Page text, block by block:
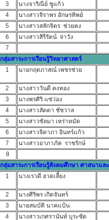
3
นางจาริณีย์ ชูแก้ว
4
นางสาวจิราพร อักษรทิพย์
5
นางสาวสลักจิตร ช่วยคง
6
นางสาวสิรีรัตน์ จ่าวัง
7
กลุ่มสาระการเรียนรู้วิทยาศาสตร์
1
นายกฤตภาสณ์ เพชรช่วย
2
นางสาววันดี คงทอง
3
นางพรศิริ แซ่ว่อง
4
นางสาวลัดดา ชัชวาล
5
นางสาวซัลมา เหร่าหมัด
6
นางสาวจิดาภา อินทร์แก้ว
7
นางสาวอาภาภัค ราชรักษ์
8
กลุ่มสาระการเรียนรู้สังคมศึกษา ศาสนาแล
1
นางเรวดี ฮวดเลี้ยง
2
นางศิริพร เกิดจันทร์
3
นายสมบัติ นาคแป้น
4
นางสาวเกศรานันท์ บุระชัด